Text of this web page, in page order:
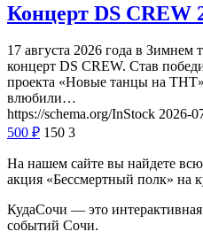
Концерт DS CREW
17 августа 2026 года в Зимнем
концерт DS CREW. Став
проекта «Новые танцы на
влюбили…
https://schema.org/InStock 2026-
500 ₽ 150 3
На нашем сайте вы найдете
акция «Бессмертный полк» на
КудаСочи — это
событий Сочи.